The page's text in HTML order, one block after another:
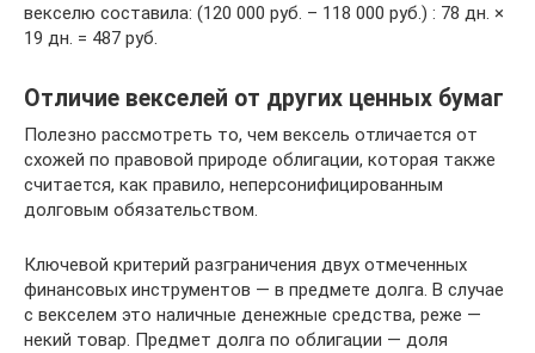
векселю составила: (120 000 руб. – 118 000 руб.) : 78 дн. ×
19 дн. = 487 руб.
Отличие векселей от других ценных бумаг
Полезно рассмотреть то, чем вексель отличается от
схожей по правовой природе облигации, которая также
считается, как правило, неперсонифицированным
долговым обязательством.
Ключевой критерий разграничения двух отмеченных
финансовых инструментов — в предмете долга. В случае
с векселем это наличные денежные средства, реже —
некий товар. Предмет долга по облигации — доля